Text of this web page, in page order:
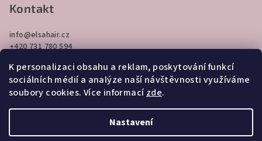
K personalizaci obsahu a reklam, poskytování funkcí
sociálních médií a analýze naší návštěvnosti využíváme
soubory cookies. Více informacízde.
Nastavení
Kontakt
info@elsahair.cz
+420 731 780 594